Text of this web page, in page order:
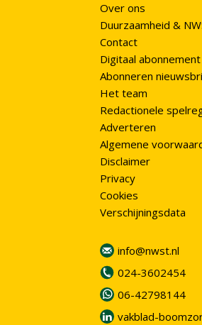
Over ons
Duurzaamheid &
Contact
Digitaal abonnement
Abonneren
Het team
Redactionele
Adverteren
Algemene
Disclaimer
Privacy
Cookies
Verschijningsdata
info@nwst.nl
024-3602454
06-42798144
vakblad-